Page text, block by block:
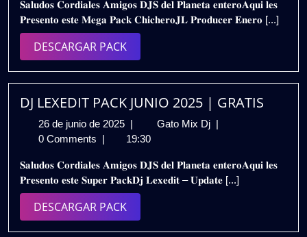
de
2024
–
𝗘𝗡𝗘𝗥𝗢
𝗣𝗥𝗢𝗗𝗨𝗖𝗘𝗥
/
𝗚𝗥𝗔𝗧𝗜𝗦
𝐒𝐚𝐥𝐮𝐝𝐨𝐬 𝐂𝐨𝐫𝐝𝐢𝐚𝐥𝐞𝐬 𝐀𝐦𝐢𝐠𝐨𝐬 𝐃𝐉𝐒 𝐝𝐞𝐥 𝐏𝐥𝐚𝐧𝐞𝐭𝐚 𝐞𝐧𝐭𝐞𝐫𝐨𝐀𝐪𝐮𝐢 𝐥𝐞𝐬
𝐏𝐫𝐞𝐬𝐞𝐧𝐭𝐨 𝐞𝐬𝐭𝐞 𝐌𝐞𝐠𝐚 𝐏𝐚𝐜𝐤 𝐂𝐡𝐢𝐜𝐡𝐞𝐫𝐨𝐉𝐋 𝐏𝐫𝐨𝐝𝐮𝐜𝐞𝐫 𝐄𝐧𝐞𝐫𝐨 [...]
DESCARGAR PACKDESCARGAR
PACK
DJ LEXEDIT PACK JUNIO 2025 | GRATIS
26 de junio de 2025 26
de
de
2025
| Gato Mix Dj DJ
JUNIO
2025
|
0 Comments | 19:30
𝐒𝐚𝐥𝐮𝐝𝐨𝐬 𝐂𝐨𝐫𝐝𝐢𝐚𝐥𝐞𝐬 𝐀𝐦𝐢𝐠𝐨𝐬 𝐃𝐉𝐒 𝐝𝐞𝐥 𝐏𝐥𝐚𝐧𝐞𝐭𝐚 𝐞𝐧𝐭𝐞𝐫𝐨𝐀𝐪𝐮𝐢 𝐥𝐞𝐬
𝐏𝐫𝐞𝐬𝐞𝐧𝐭𝐨 𝐞𝐬𝐭𝐞 𝐒𝐮𝐩𝐞𝐫 𝐏𝐚𝐜𝐤𝐃𝐣 𝐋𝐞𝐱𝐞𝐝𝐢𝐭 – 𝐔𝐩𝐝𝐚𝐭𝐞 [...]
DESCARGAR PACKDESCARGAR
PACK